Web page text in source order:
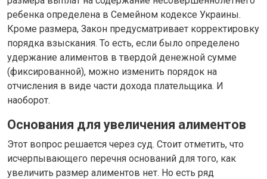
ребенка определена в Семейном кодексе Украины.
Кроме размера, Закон предусматривает корректировку
порядка взыскания. То есть, если было определено
удержание алиментов в твердой денежной сумме
(фиксированной), можно изменить порядок на
отчисления в виде части дохода плательщика. И
наоборот.
Основания для увеличения алиментов
Этот вопрос решается через суд. Стоит отметить, что
исчерпывающего перечня оснований для того, как
увеличить размер алиментов нет. Но есть ряд